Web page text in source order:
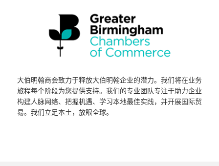
大伯明翰商会致力于释放大伯明翰企业的潜力。我们将在业务
旅程每个阶段为您提供支持。我们的专业团队专注于助力企业
构建人脉网络、把握机遇、学习本地最佳实践，并开展国际贸
易。我们立足本土，放眼全球。